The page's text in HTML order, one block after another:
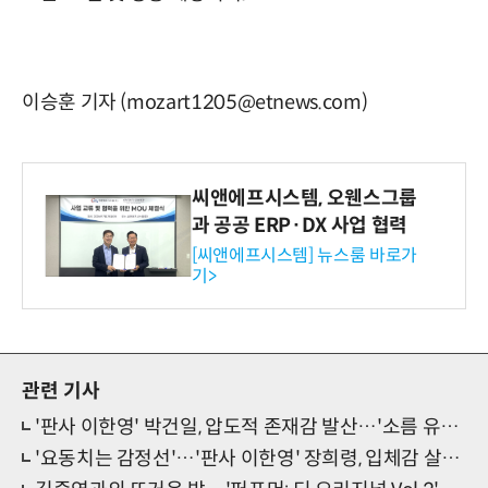
이승훈 기자 (mozart1205@etnews.com)
씨앤에프시스템, 오웬스그룹
과 공공 ERP·DX 사업 협력
[씨앤에프시스템] 뉴스룸 바로가
기>
관련 기사
'판사 이한영' 박건일, 압도적 존재감 발산…'소름 유발자' 등극
'요동치는 감정선'…'판사 이한영' 장희령, 입체감 살린 '열연'